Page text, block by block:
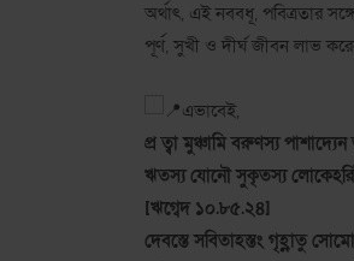
অর্থাৎ, এই নববধূ, পবিত্রতার
পূর্ণ, সুখী ও দীর্ঘ জীবন লাভ
এভাবেই,
প্র ত্বা মুঞ্চামি বরুণস্য পাশাদ্যেন
ঋতস্য যোনৌ সুকৃতস্য
[ঋগ্বেদ ১০.৮৫.২৪]
দেবস্তে সবিতাহস্তং গৃহ্ণাতু